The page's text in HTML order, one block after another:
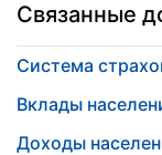
Связанные
Система
Вклады
Доходы